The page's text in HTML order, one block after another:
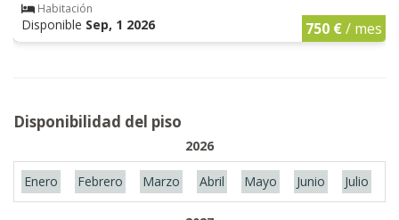
Habitación
Disponible Sep, 1 2026 750 €/ mes
Disponibilidad del piso
2026
Enero Febrero Marzo Abril Mayo Junio Julio